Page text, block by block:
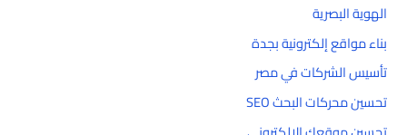
الهوية البصرية
بناء مواقع إلكترونية بجدة
تأسيس الشركات في مصر
تحسين محركات البحث SEO